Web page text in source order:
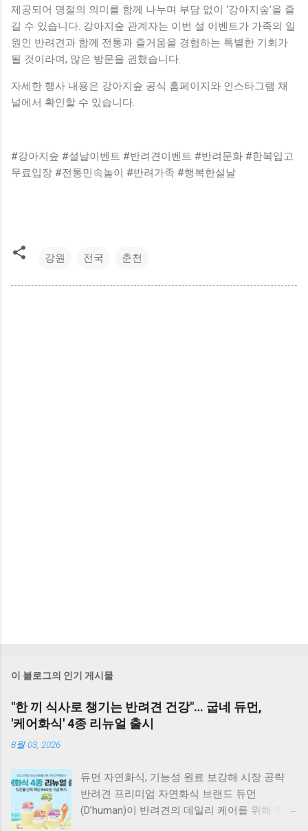
제공되어 명절의 의미를 함께 나누며 부담 없이 ‘강아지숲’을 즐
길 수 있습니다. 강아지숲 관계자는 이번 설 이벤트가 가족의 일
원인 반려견과 함께 전통과 즐거움을 경험하는 특별한 기회가
될 것이라며, 많은 방문을 권했습니다.
자세한 행사 내용은 강아지숲 공식 홈페이지와 인스타그램 채
널에서 확인할 수 있습니다.
#강아지숲 #설날이벤트 #반려견이벤트 #반려문화 #한복입고
무료입장 #전통민속놀이 #반려가족 #행복한설날
강원 전국 춘천
이 블로그의 인기 게시물
"한 끼 식사로 챙기는 반려견 건강"… 굽네 듀먼,
'케어화식' 4종 리뉴얼 출시
8월 03, 2026
듀먼 자연화식, 기능성 원료 보강해 시장 공략
반려견 프리미엄 자연화식 브랜드 듀먼
(D’human)이 반려견의 데일리 케어를 위해 맞춤